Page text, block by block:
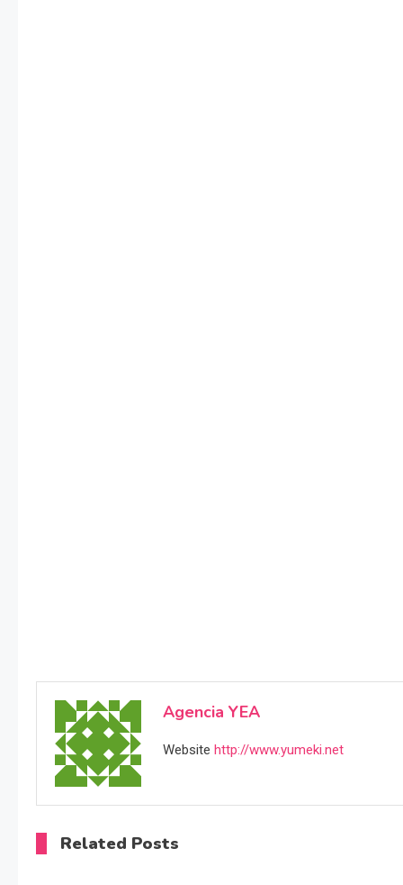
Agencia YEA
Website http://www.yumeki.net
Related Posts